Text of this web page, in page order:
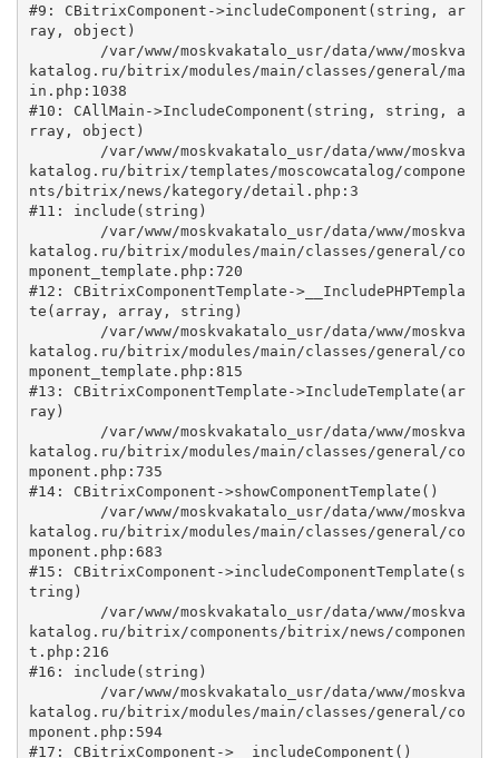
#9: CBitrixComponent->includeComponent(string, ar
ray, object)
katalog.ru/bitrix/modules/main/classes/general/ma
in.php:1038
#10: CAllMain->IncludeComponent(string, string, a
rray, object)
katalog.ru/bitrix/templates/moscowcatalog/compone
nts/bitrix/news/kategory/detail.php:3
#11: include(string)
katalog.ru/bitrix/modules/main/classes/general/co
mponent_template.php:720
#12: CBitrixComponentTemplate->__IncludePHPTempla
te(array, array, string)
katalog.ru/bitrix/modules/main/classes/general/co
mponent_template.php:815
#13: CBitrixComponentTemplate->IncludeTemplate(ar
ray)
katalog.ru/bitrix/modules/main/classes/general/co
mponent.php:735
#14: CBitrixComponent->showComponentTemplate()
katalog.ru/bitrix/modules/main/classes/general/co
mponent.php:683
#15: CBitrixComponent->includeComponentTemplate(s
tring)
katalog.ru/bitrix/components/bitrix/news/componen
t.php:216
#16: include(string)
katalog.ru/bitrix/modules/main/classes/general/co
mponent.php:594
#17: CBitrixComponent->__includeComponent()